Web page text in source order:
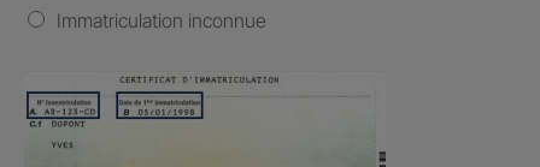
Immatriculation inconnue